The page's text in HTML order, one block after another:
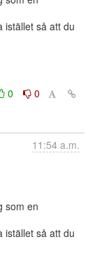
istället så att du
0
0
11:54 a.m.
istället så att du